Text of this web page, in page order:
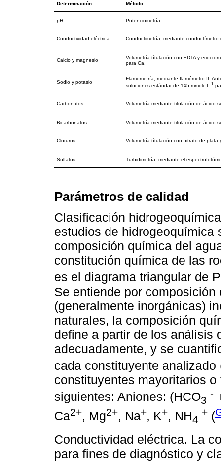
Determinación Método
pH Potenciometría.
Conductividad eléctrica Conductimetría, mediante
Calcio y magnesio
Volumetría títulación con EDTA y
para Ca.
Sodio y potasio
Flamometría, mediante flamómetro IL
soluciones estándar de 145 mmolc L -1
Carbonatos Volumetría mediante titulación de ácido
Bicarbonatos Volumetría mediante titulación de ácido
Cloruros Volumetría títulación con nitrato de plata
Sulfatos Turbidimetría, mediante el
Parámetros de calidad
Clasificación
estudios de hidrogeoquímica
composición química del
constitución química de las
es el diagrama triangular de
Se entiende por
(generalmente inorgánicas)
naturales, la composición
define a partir de los análisis
adecuadamente, y se
cada constituyente analizado
constituyentes mayoritarios
siguientes: Aniones: (HCO3
-
Ca2+, Mg2+, Na+, K+, NH4
+ (
Conductividad eléctrica. La
para fines de diagnóstico y